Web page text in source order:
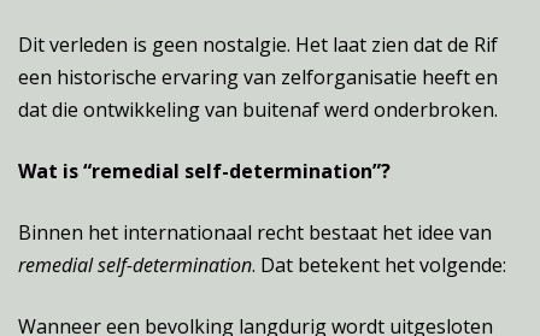
Dit verleden is geen nostalgie. Het laat zien dat de Rif
een historische ervaring van zelforganisatie heeft en
dat die ontwikkeling van buitenaf werd onderbroken.
Wat is “remedial self-determination”?
Binnen het internationaal recht bestaat het idee van
remedial self-determination. Dat betekent het volgende:
Wanneer een bevolking langdurig wordt uitgesloten